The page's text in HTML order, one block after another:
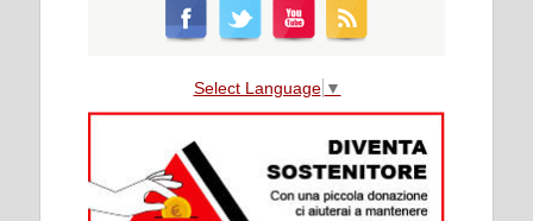
Select Language ▼